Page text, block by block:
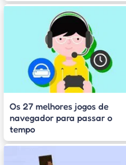
Os 27 melhores jogos de
navegador para passar o
tempo